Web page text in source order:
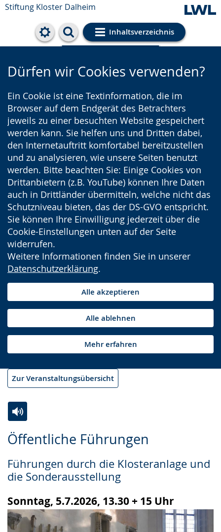
Stiftung Kloster Dalheim
Inhaltsverzeichnis
Cookie-Einstellungen
Dürfen wir Cookies verwenden?
Ein Cookie ist eine Textinformation, die im
Browser auf dem Endgerät des Betrachters
jeweils zu einer besuchten Website gespeichert
werden kann. Sie helfen uns und Dritten dabei,
den Internetauftritt komfortabel bereitzustellen
und zu analysieren, wie unsere Seiten benutzt
werden. Bitte beachten Sie: Einige Cookies von
Drittanbietern (z.B. YouTube) können Ihre Daten
auch in Drittländer übermitteln, welche nicht das
Schutzniveau bieten, das der DS-GVO entspricht.
Sie können Ihre Einwilligung jederzeit über die
Cookie-Einstellungen unten auf der Seite
widerrufen.
Weitere Informationen finden Sie in unserer
Datenschutzerklärung.
Alle akzeptieren
Alle ablehnen
Mehr erfahren
Zur Veranstaltungsübersicht
Öffentliche Führungen
Führungen durch die Klosteranlage und
die Sonderausstellung
Sonntag, 5.7.2026, 13.30 + 15 Uhr
Leichten
wechseln.
Audio-
Video
Deutscher
wird
angezeigt.